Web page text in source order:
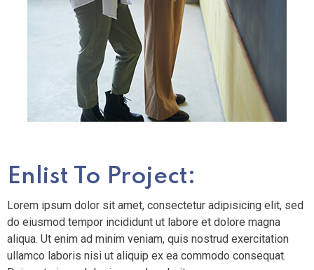
Enlist To Project:
Lorem ipsum dolor sit amet, consectetur adipisicing elit, sed
do eiusmod tempor incididunt ut labore et dolore magna
aliqua. Ut enim ad minim veniam, quis nostrud exercitation
ullamco laboris nisi ut aliquip ex ea commodo consequat.